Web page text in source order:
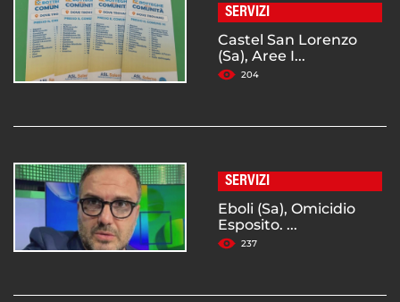
SERVIZI
Castel San Lorenzo
(Sa), Aree I...
204
SERVIZI
Eboli (Sa), Omicidio
Esposito. ...
237